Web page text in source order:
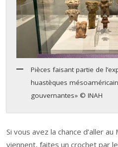
Pièces faisant partie de
huastèques
gouvernantes» © INAH
Si vous avez la chance d’aller
viennent, faites un crochet par le